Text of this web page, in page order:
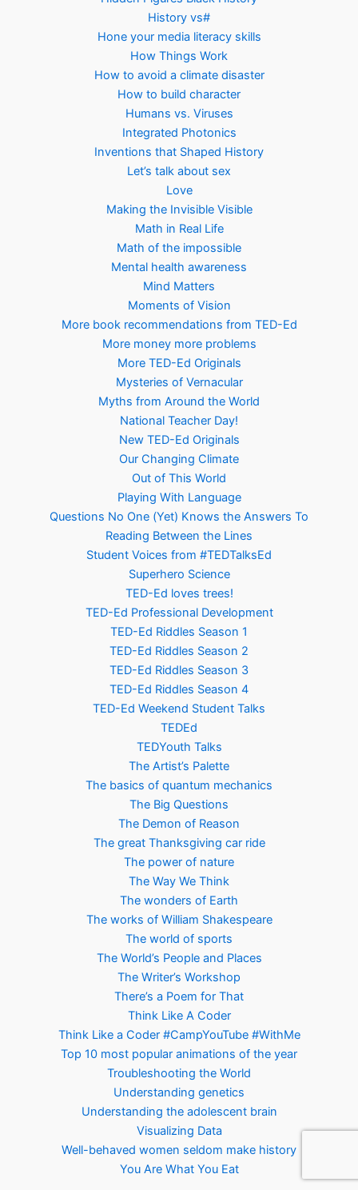
History vs#
Hone your media literacy skills
How Things Work
How to avoid a climate disaster
How to build character
Humans vs. Viruses
Integrated Photonics
Inventions that Shaped History
Let’s talk about sex
Love
Making the Invisible Visible
Math in Real Life
Math of the impossible
Mental health awareness
Mind Matters
Moments of Vision
More book recommendations from TED-Ed
More money more problems
More TED-Ed Originals
Mysteries of Vernacular
Myths from Around the World
National Teacher Day!
New TED-Ed Originals
Our Changing Climate
Out of This World
Playing With Language
Questions No One (Yet) Knows the Answers To
Reading Between the Lines
Student Voices from #TEDTalksEd
Superhero Science
TED-Ed loves trees!
TED-Ed Professional Development
TED-Ed Riddles Season 1
TED-Ed Riddles Season 2
TED-Ed Riddles Season 3
TED-Ed Riddles Season 4
TED-Ed Weekend Student Talks
TEDEd
TEDYouth Talks
The Artist’s Palette
The basics of quantum mechanics
The Big Questions
The Demon of Reason
The great Thanksgiving car ride
The power of nature
The Way We Think
The wonders of Earth
The works of William Shakespeare
The world of sports
The World’s People and Places
The Writer’s Workshop
There’s a Poem for That
Think Like A Coder
Think Like a Coder #CampYouTube #WithMe
Top 10 most popular animations of the year
Troubleshooting the World
Understanding genetics
Understanding the adolescent brain
Visualizing Data
Well-behaved women seldom make history
You Are What You Eat